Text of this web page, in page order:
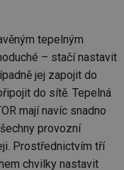
tepelným
– stačí nastavit
jej zapojit do
do sítě. Tepelná
mají navíc snadno
provozní
Prostřednictvím tří
chvilky nastavit